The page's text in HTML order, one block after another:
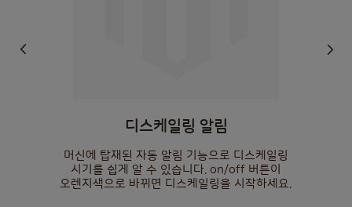
디스케일링 알림
머신에 탑재된 자동 알림 기능으로 디스케일링
시기를 쉽게 알 수 있습니다. on/off 버튼이
오렌지색으로 바뀌면 디스케일링을 시작하세요.